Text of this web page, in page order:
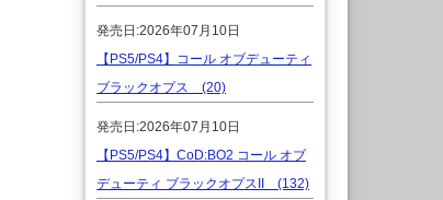
発売日:2026年07月10日
【PS5/PS4】コール オブデューティ
ブラックオプス (20)
発売日:2026年07月10日
【PS5/PS4】CoD:BO2 コール オブ
デューティ ブラックオプスII (132)